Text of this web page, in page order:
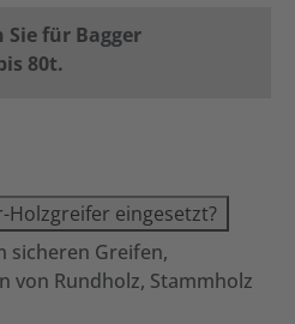
für Bagger
80t.
eingesetzt?
sicheren Greifen,
von Rundholz, Stammholz